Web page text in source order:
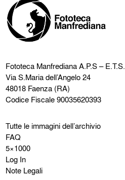
Fototeca ManfredianaA.P.S – E.T.S.
Via S.Maria dell’Angelo 24
48018 Faenza (RA)
Codice Fiscale 90035620393
Tutte le immagini dell’archivio
FAQ
5×1000
Log In
Note Legali